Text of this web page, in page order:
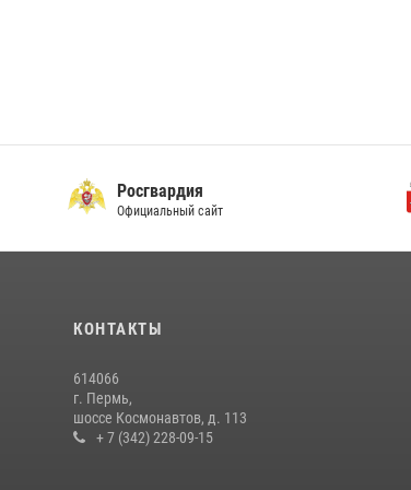
Росгвардия
Официальный сайт
КОНТАКТЫ
614066
г. Пермь,
шоссе Космонавтов, д. 113
+ 7 (342) 228-09-15